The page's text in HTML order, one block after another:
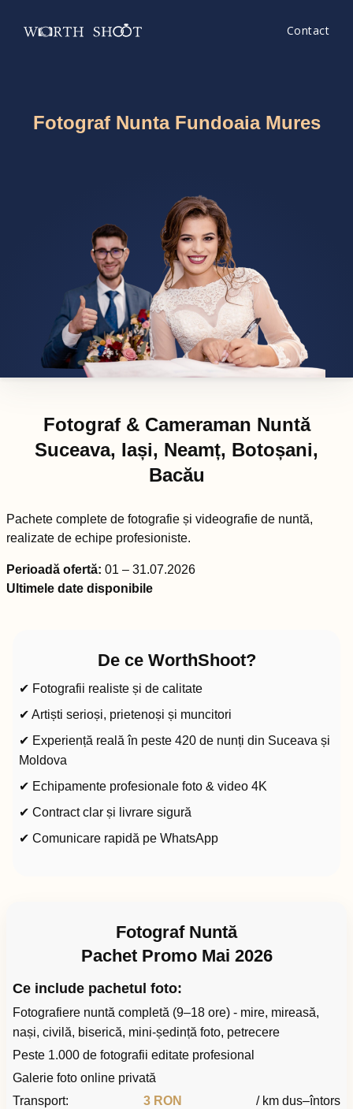
Contact
Fotograf Nunta Fundoaia Mures
Fotograf & Cameraman Nuntă
Suceava, Iași, Neamț, Botoșani,
Bacău
Pachete complete de fotografie și videografie de nuntă,
realizate de echipe profesioniste.
Perioadă ofertă: 01 – 31.07.2026
Ultimele date disponibile
De ce WorthShoot?
✔ Fotografii realiste și de calitate
✔ Artiști serioși, prietenoși și muncitori
✔ Experiență reală în peste 420 de nunți din Suceava și
Moldova
✔ Echipamente profesionale foto & video 4K
✔ Contract clar și livrare sigură
✔ Comunicare rapidă pe WhatsApp
Fotograf Nuntă
Pachet Promo Mai 2026
Ce include pachetul foto:
Fotografiere nuntă completă (9–18 ore) - mire, mireasă,
nași, civilă, biserică, mini-ședință foto, petrecere
Peste 1.000 de fotografii editate profesional
Galerie foto online privată
Transport:
3 RON / km dus–întors